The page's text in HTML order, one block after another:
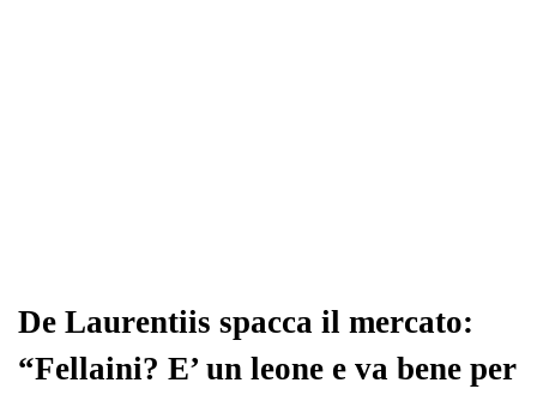
De Laurentiis spacca il mercato:
“Fellaini? E’ un leone e va bene per